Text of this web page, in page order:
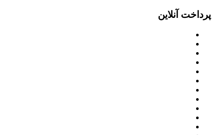
پرداخت آنلاین